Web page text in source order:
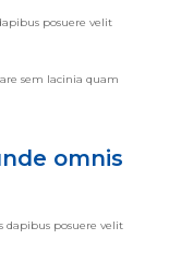
posuere velit
sem lacinia quam
omnis
dapibus posuere velit